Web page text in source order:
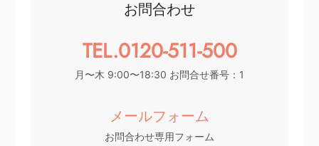
お問合わせ
TEL.0120-511-500
月〜木 9:00〜18:30 お問合せ番号：1
メールフォーム
お問合わせ専用フォーム